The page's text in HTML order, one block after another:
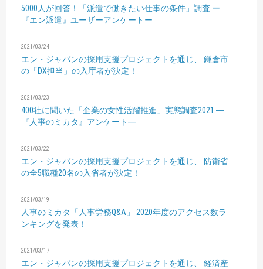
5000人が回答！「派遣で働きたい仕事の条件」調査 ー
『エン派遣』ユーザーアンケートー
2021/03/24
エン・ジャパンの採用支援プロジェクトを通じ、
鎌倉市
の「DX担当」の入庁者が決定！
2021/03/23
400社に聞いた「企業の女性活躍推進」実態調査2021 ―
『人事のミカタ』アンケート―
2021/03/22
エン・ジャパンの採用支援プロジェクトを通じ、 防衛省
の全5職種20名の入省者が決定！
2021/03/19
人事のミカタ「人事労務Q&A」
2020年度のアクセス数ラ
ンキングを発表！
2021/03/17
エン・ジャパンの採用支援プロジェクトを通じ、
経済産